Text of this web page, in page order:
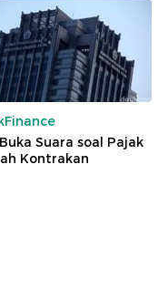
Suara soal Pajak
Kontrakan